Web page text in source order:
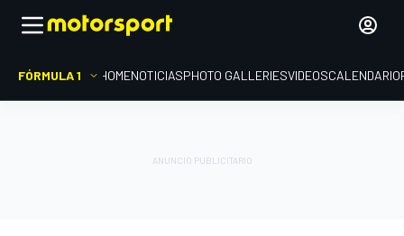
FÓRMULA 1 HOMENOTICIASPHOTO GALLERIESVIDEOSCALENDARIO